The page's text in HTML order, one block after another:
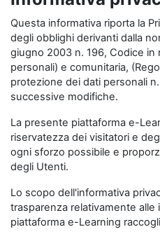
Questa informativa riporta la
degli obblighi derivanti dalla
giugno 2003 n. 196, Codice
personali) e comunitaria,
protezione dei dati personali
successive modifiche.
La presente piattaforma e-
riservatezza dei visitatori e
ogni sforzo possibile e
degli Utenti.
Lo scopo dell'informativa
trasparenza relativamente alle
piattaforma e-Learning